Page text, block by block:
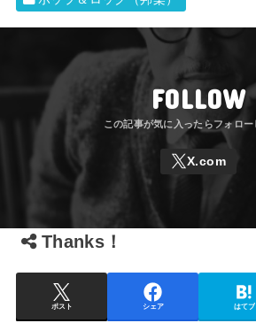
FOLLOW
Thanks！
ポスト シェア はてブ